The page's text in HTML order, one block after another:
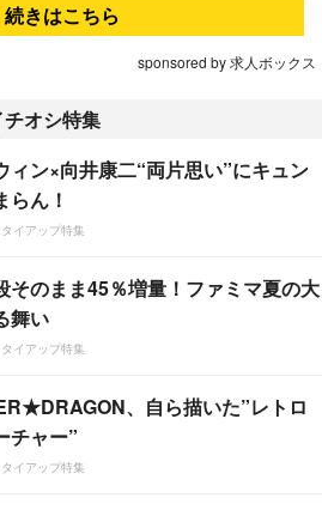
続きはこちら
sponsored by 求人ボックス
オシ特集
ィン×向井康二“両片思い”にキュン
らん！
イアップ特集
そのまま45％増量！ファミマ夏の大
舞い
イアップ特集
、自ら描いた”レトロ
チャー”
イアップ特集